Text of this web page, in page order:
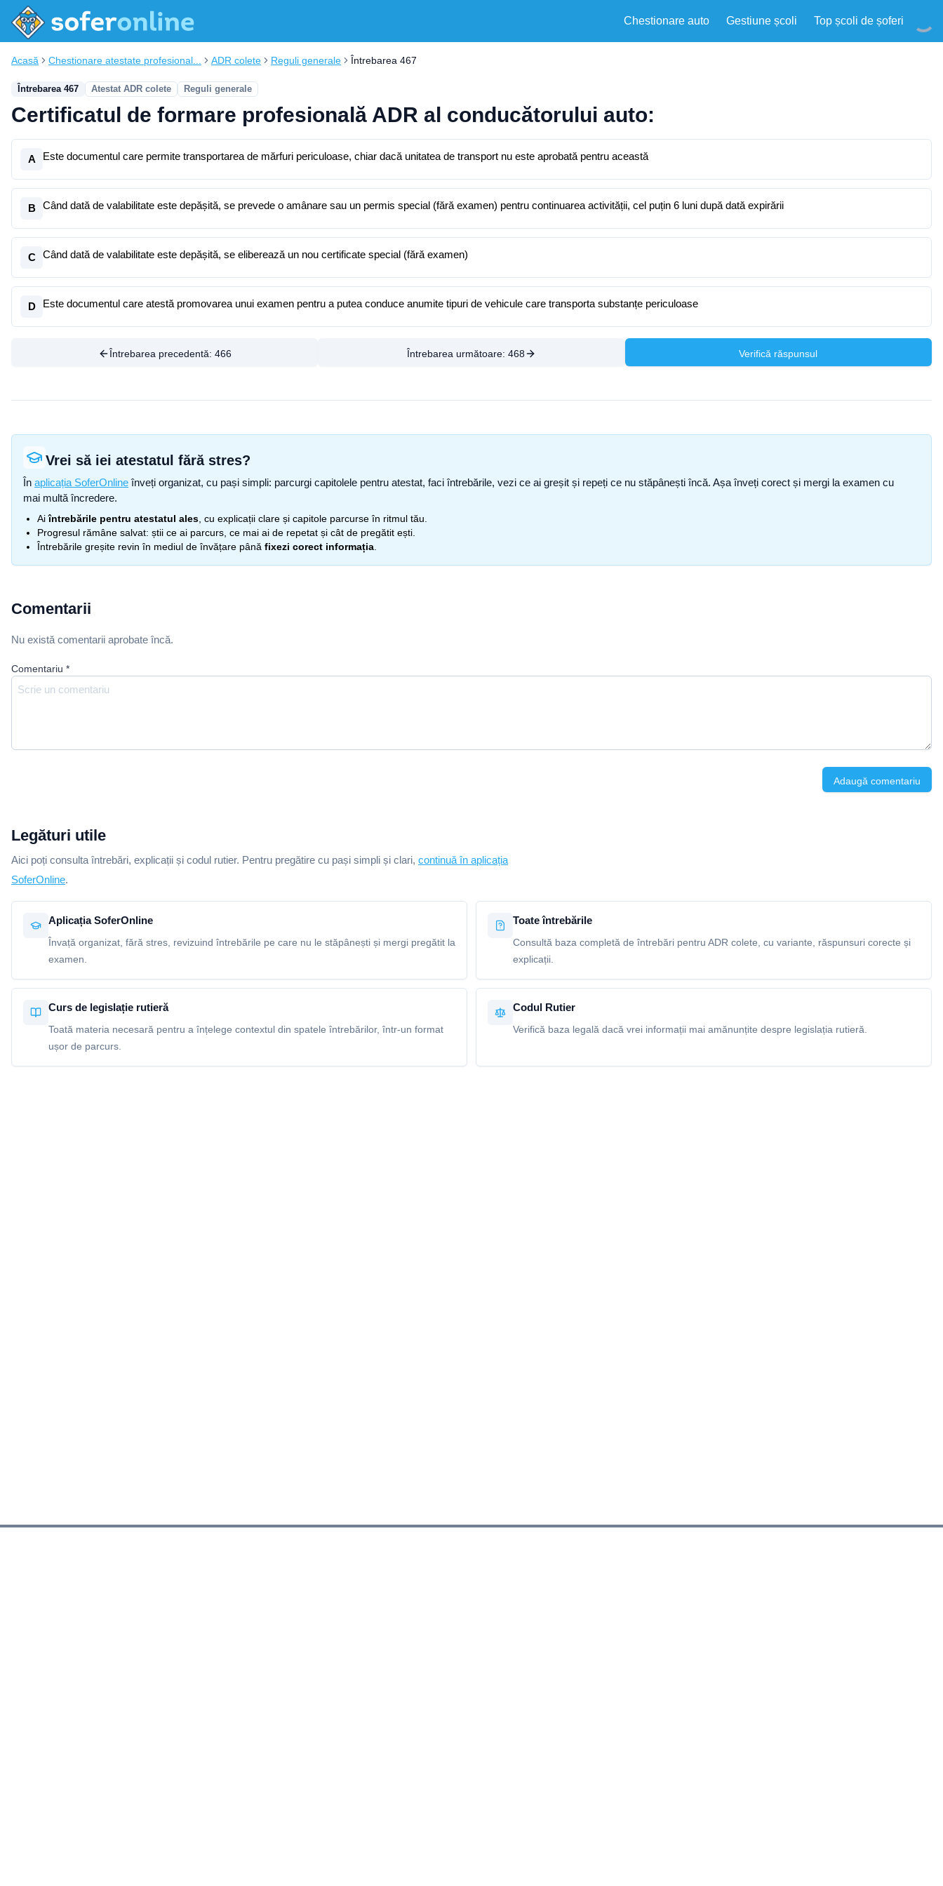
Chestionare auto Gestiune școli Top școli de șoferi
Acasă Chestionare atestate profesional... ADR colete Reguli generale Întrebarea 467
Întrebarea 467 Atestat ADR colete Reguli generale
Certificatul de formare profesională ADR al conducătorului auto:
A Este documentul care permite transportarea de mărfuri periculoase, chiar dacă unitatea de transport nu este aprobată pentru această
B Când dată de valabilitate este depășită, se prevede o amânare sau un permis special (fără examen) pentru continuarea activității, cel puțin 6 luni după dată expirării
C Când dată de valabilitate este depășită, se eliberează un nou certificate special (fără examen)
D Este documentul care atestă promovarea unui examen pentru a putea conduce anumite tipuri de vehicule care transporta substanțe periculoase
Întrebarea precedentă: 466 Întrebarea următoare: 468 Verifică răspunsul
Vrei să iei atestatul fără stres?
În aplicația SoferOnline înveți organizat, cu pași simpli: parcurgi capitolele pentru atestat, faci întrebările, vezi ce ai greșit și repeți ce nu stăpânești încă. Așa înveți corect și mergi la examen cu
mai multă încredere.
Aiîntrebările pentru atestatul ales , cu explicații clare și capitole parcurse în ritmul tău.
Progresul rămâne salvat: știi ce ai parcurs, ce mai ai de repetat și cât de pregătit ești.
Întrebările greșite revin în mediul de învățare până fixezi corect informația
Comentarii
Nu există comentarii aprobate încă.
Comentariu *
Adaugă comentariu
Legături utile
Aici poți consulta întrebări, explicații și codul rutier. Pentru pregătire cu pași simpli și clari, continuă în aplicația
SoferOnline.
Aplicația SoferOnline
Învață organizat, fără stres, revizuind întrebările pe care nu le stăpânești și mergi pregătit la
examen.
Toate întrebările
Consultă baza completă de întrebări pentru ADR colete, cu variante, răspunsuri corecte și
explicații.
Curs de legislație rutieră
Toată materia necesară pentru a înțelege contextul din spatele întrebărilor, într-un format
ușor de parcurs.
Codul Rutier
Verifică baza legală dacă vrei informații mai amănunțite despre legislația rutieră.